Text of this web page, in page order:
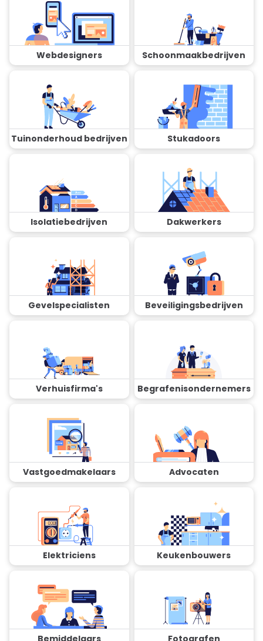
Webdesigners Schoonmaakbedrijven
Tuinonderhoud bedrijven Stukadoors
Isolatiebedrijven Dakwerkers
Gevelspecialisten Beveiligingsbedrijven
Verhuisfirma's Begrafenisondernemers
Vastgoedmakelaars Advocaten
Elektriciens Keukenbouwers
Bemiddelaars Fotografen